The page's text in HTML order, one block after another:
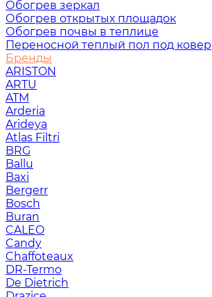
Обогрев зеркал
Обогрев открытых площадок
Обогрев почвы в теплице
Переносной теплый пол под ковер
Бренды
ARISTON
ARTU
ATM
Arderia
Arideya
Atlas Filtri
BRG
Ballu
Baxi
Bergerr
Bosch
Buran
CALEO
Candy
Chaffoteaux
DR-Termo
De Dietrich